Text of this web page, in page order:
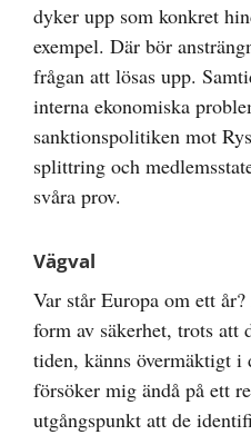
dyker upp som konkret
exempel. Där bör
frågan att lösas upp.
interna ekonomiska
sanktionspolitiken mot
splittring och
svåra prov.
Vägval
Var står Europa om ett
form av säkerhet, trots att
tiden, känns övermäktigt i
försöker mig ändå på ett
utgångspunkt att de